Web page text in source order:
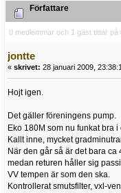
Författare
0 medlemmar och 1 gäst tittar på
jontte
« skrivet: 28 januari 2009,
Hojt igen.
Det gäller föreningens pump.
Eko 180M som nu funkat bra
Kallt inne, mycket
När den går så är det bara
medan returen håller sig
VV tempen är som den ska.
Kontrollerat smutsfilter, vxl-